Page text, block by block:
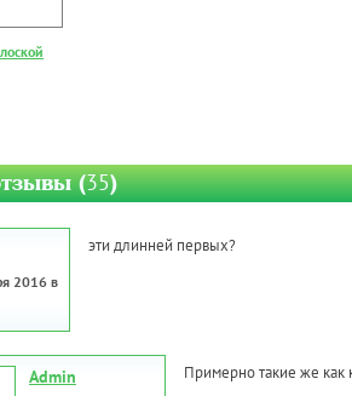
(35)
2016 в
эти длинней первых?
Admin Примерно такие же как